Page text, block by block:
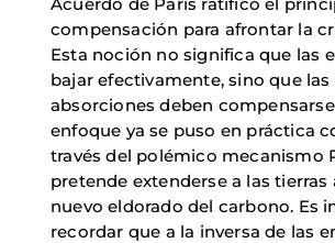
compensación para afrontar la
Esta noción no significa que las
bajar efectivamente, sino que
absorciones deben
enfoque ya se puso en práctica
través del polémico mecanismo
pretende extenderse a las tierras
nuevo eldorado del carbono. Es
recordar que a la inversa de las